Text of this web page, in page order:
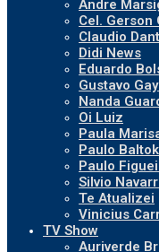
Andre
Cel. Gerson
Claudio
Didi News
Eduardo
Gustavo
Nanda
Oi Luiz
Paula
Paulo
Paulo
Silvio
Te Atualizei
Vinicius
TV Show
Auriverde